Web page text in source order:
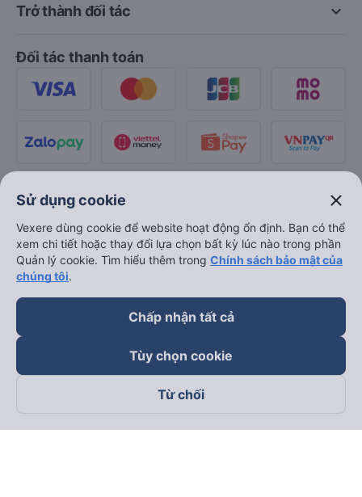
keyboard_arrow_down
Trở thành đối tác
Đối tác thanh toán
Theo dõi chúng tôi trên
Sử dụng cookie close
Vexere dùng cookie để website hoạt động ổn định. Bạn có thể
xem chi tiết hoặc thay đổi lựa chọn bất kỳ lúc nào trong phần
Quản lý cookie. Tìm hiểu thêm trong Chính sách bảo mật của
chúng tôi.
Chấp nhận tất cả
Tùy chọn cookie
Từ chối